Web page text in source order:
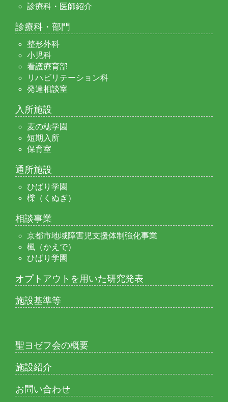
診療科・医師紹介
診療科・部門
整形外科
小児科
看護療育部
リハビリテーション科
発達相談室
入所施設
麦の穂学園
短期入所
保育室
通所施設
ひばり学園
櫟（くぬぎ）
相談事業
京都市地域障害児支援体制強化事業
楓（かえで）
ひばり学園
オプトアウトを用いた研究発表
施設基準等
聖ヨゼフ会の概要
施設紹介
お問い合わせ